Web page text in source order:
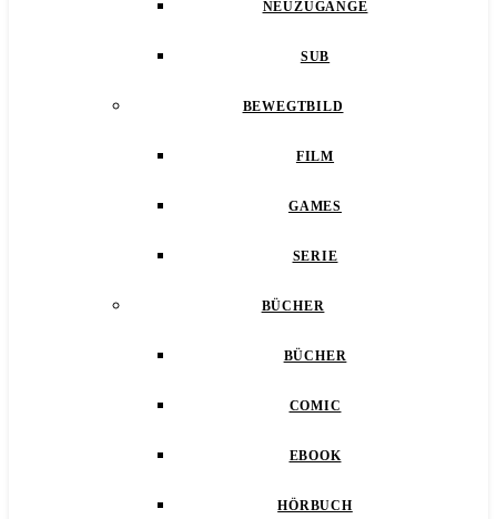
NEUZUGÄNGE
SUB
BEWEGTBILD
FILM
GAMES
SERIE
BÜCHER
BÜCHER
COMIC
EBOOK
HÖRBUCH